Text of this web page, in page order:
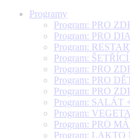
Programy
Program: PRO
Program: PRO
Program:
Program:
Program: PRO
Program: PRO
Program: PRO
Program: SALÁT
Program:
Program: PRO
Program: LAKTO